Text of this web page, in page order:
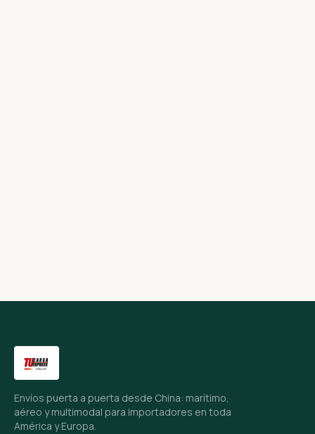
Envíos puerta a puerta desde China: marítimo,
aéreo y multimodal para importadores en toda
América y Europa.